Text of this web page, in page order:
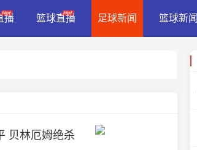
播 篮球直播 足球新闻 篮球新闻
贝林厄姆绝杀